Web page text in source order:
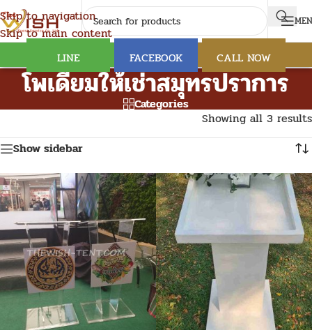
Skip to navigation
Skip to main content
LINE FACEBOOK CALL NOW
โพเดียมให้เช่าสมุทรปราการ
Categories
Showing all 3 results
Show sidebar